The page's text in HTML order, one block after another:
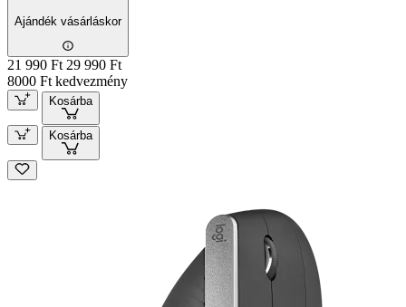
Ajándék vásárláskor
21 990 Ft 29 990 Ft
8000 Ft kedvezmény
Kosárba
Kosárba